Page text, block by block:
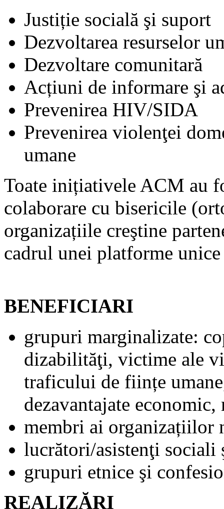
Justiție socială şi suport
Dezvoltarea resurselor
Dezvoltare comunitară
Acțiuni de informare şi
Prevenirea HIV/SIDA
Prevenirea violenţei
umane
Toate inițiativele ACM au
colaborare cu bisericile
organizațiile creştine
cadrul unei platforme
BENEFICIARI
grupuri marginalizate:
dizabilităţi, victime ale
traficului de ființe
dezavantajate
membri ai organizațiilor
lucrători/asistenţi sociali
grupuri etnice şi
REALIZĂRI